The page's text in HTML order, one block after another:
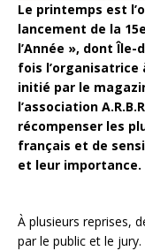
Le printemps est
lancement de la
l’Année », dont
fois l’organisatrice
initié par le
l’association
récompenser les
français et de
et leur importance.
À plusieurs reprises,
par le public et le